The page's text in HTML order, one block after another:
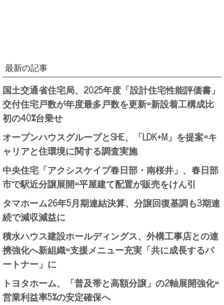
最新の記事
国土交通省住宅局、2025年度「設計住宅性能評価書」
交付住宅戸数が年度最多戸数を更新=新設着工構成比
初の40%台乗せ
オープンハウスグループとSHE、「LDK+M」を提案=キ
ャリアと住環境に関する調査実施
中央住宅「アクシスケイプ春日部・南桜井」、春日部
市で駅近分譲展開=平屋建て配置が販売をけん引
タマホーム26年5月期連結決算、分譲回復基調も3期連
続で減収減益に
積水ハウス建設ホールディングス、外構工事店との連
携強化へ新組織=支援メニュー充実「共に成長するパ
ートナー」に
トヨタホーム、「普及帯と高額分譲」の2軸展開強化=
営業利益率5%の安定確保へ